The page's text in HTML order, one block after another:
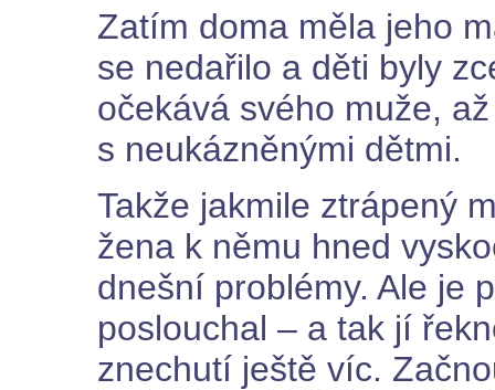
Zatím doma měla jeho
se nedařilo a děti byly
očekává svého muže,
s neukázněnými dětmi.
Takže jakmile ztrápený
žena k němu hned
dnešní problémy. Ale je
poslouchal – a tak jí
znechutí ještě víc.